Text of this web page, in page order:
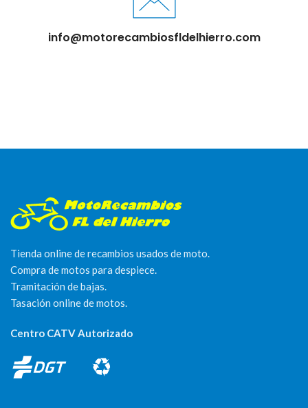
info@motorecambiosfldelhierro.com
Tienda online de recambios usados de moto.
Compra de motos para despiece.
Tramitación de bajas.
Tasación online de motos.
Centro CATV Autorizado